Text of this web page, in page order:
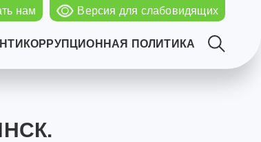
нам Версия для слабовидящих
ПОЛИТИКА